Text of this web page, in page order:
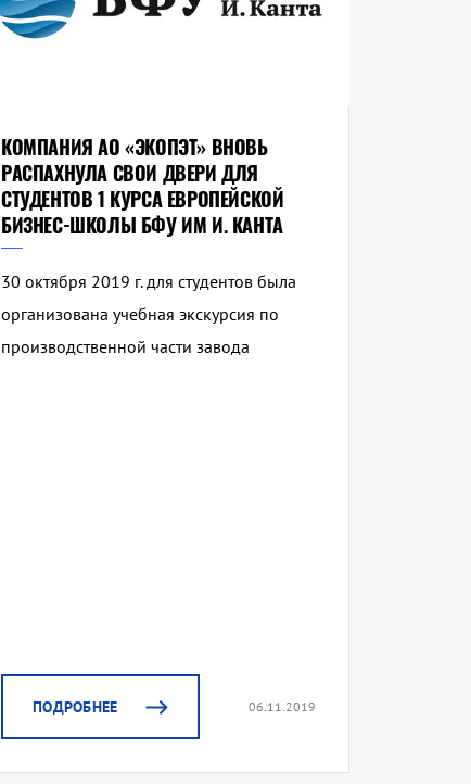
КОМПАНИЯ АО «ЭКОПЭТ» ВНОВЬ
РАСПАХНУЛА СВОИ ДВЕРИ ДЛЯ
СТУДЕНТОВ 1 КУРСА ЕВРОПЕЙСКОЙ
БИЗНЕС-ШКОЛЫ БФУ ИМ И. КАНТА
30 октября 2019 г. для студентов была
организована учебная экскурсия по
производственной части завода
ПОДРОБНЕЕ 06.11.2019